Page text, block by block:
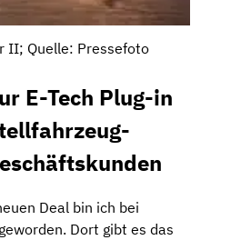
II; Quelle: Pressefoto
E-Tech Plug-in
Deal bin ich bei
Dort gibt es das